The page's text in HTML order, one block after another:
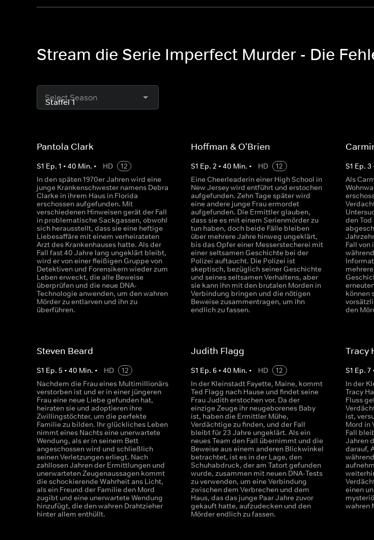
Stream die Serie Imperfect Murder - Die
Select Season
Pantola Clark
S1 Ep. 1 • 40 Min. • HD
12
In den späten 1970er Jahren wird eine
junge Krankenschwester namens Debra
Clarke in ihrem Haus in Florida
erschossen aufgefunden. Mit
verschiedenen Hinweisen gerät der Fall
in problematische Sackgassen, obwohl
sich herausstellt, dass sie eine heftige
Liebesaffäre mit einem verheirateten
Arzt des Krankenhauses hatte. Als der
Fall fast 40 Jahre lang ungeklärt bleibt,
wird er von einer fleißigen Gruppe von
Detektiven und Forensikern wieder zum
Leben erweckt, die alle Beweise
überprüfen und die neue DNA-
Technologie anwenden, um den wahren
Mörder zu entlarven und ihn zu
überführen.
Hoffman & O'Brien
S1 Ep.2 •40 Min. • HD
12
Eine Cheerleaderin einer High School in
New Jersey wird entführt und erstochen
aufgefunden. Zehn Tage später wird
eine andere junge Frau ermordet
aufgefunden. Die Ermittler glauben,
dass sie es mit einem Serienmörder zu
tun haben, doch beide Fälle bleiben
über mehrere Jahre hinweg ungeklärt,
bis das Opfer einer Messerstecherei mit
einer seltsamen Geschichte bei der
Polizei auftaucht. Die Polizei ist
skeptisch, bezüglich seiner Geschichte
und seines seltsamen Verhaltens, aber
sie kann ihn mit den brutalen Morden in
Verbindung bringen und die nötigen
Beweise zusammentragen, um ihn
endlich zu fassen.
S1 Ep. 3
Als
den
Fall von
können
den
Steven Beard
S1 Ep. 5 • 40 Min. • HD
12
Nachdem die Frau eines Multimillionärs
verstorben ist und er in einer jüngeren
Frau eine neue Liebe gefunden hat,
heiraten sie und adoptieren ihre
Zwillingstöchter, um die perfekte
Familie zu bilden. Ihr glückliches Leben
nimmt eines Nachts eine unerwartete
Wendung, als er in seinem Bett
angeschossen wird und schließlich
seinen Verletzungen erliegt. Nach
zahllosen Jahren der Ermittlungen und
unerwarteten Zeugenaussagen kommt
die schockierende Wahrheit ans Licht,
als ein Freund der Familie den Mord
zugibt und eine unerwartete Wendung
hinzufügt, die den wahren Drahtzieher
hinter allem enthüllt.
Judith Flagg
S1 Ep.6 •40 Min. • HD
12
In der Kleinstadt Fayette, Maine, kommt
Ted Flagg nach Hause und findet seine
Frau Judith erstochen vor. Da der
einzige Zeuge ihr neugeborenes Baby
ist, haben die Ermittler Mühe,
Verdächtige zu finden, und der Fall
bleibt für 23 Jahre ungeklärt. Als ein
neues Team den Fall übernimmt und die
Beweise aus einem anderen Blickwinkel
betrachtet, ist es in der Lage, den
Schuhabdruck, der am Tatort gefunden
wurde, zusammen mit neuen DNA-Tests
zu verwenden, um eine Verbindung
zwischen dem Verbrechen und dem
Haus, das das junge Paar Jahre zuvor
gekauft hatte, aufzudecken und den
Mörder endlich zu fassen.
Tracy
S1 Ep. 7
In der
Tracy
Fluss
ist,
Mord in
Fall
Jahren
darauf,
einen
wahren